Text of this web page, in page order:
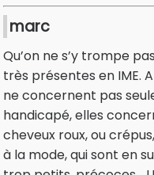
marc
Qu’on ne s’y trompe
très présentes en IME.
ne concernent pas
handicapé, elles
cheveux roux, ou
à la mode, qui sont en